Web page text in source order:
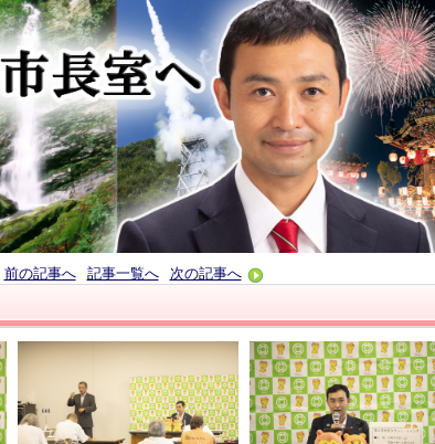
前の記事へ 記事一覧へ 次の記事へ